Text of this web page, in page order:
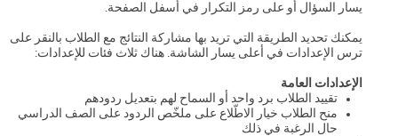
يسار السؤال أو على رمز التكرار في أسفل الصفحة.
يمكنك تحديد الطريقة التي تريد بها مشاركة النتائج مع الطلاب بالنقر على
ترس الإعدادات في أعلى يسار الشاشة. هناك ثلاث فئات للإعدادات:
الإعدادات العامة
تقييد الطلاب برد واحد أو السماح لهم بتعديل ردودهم
منح الطلاب خيار الاطّلاع على ملخّص الردود على الصف الدراسي
حال الرغبة في ذلك